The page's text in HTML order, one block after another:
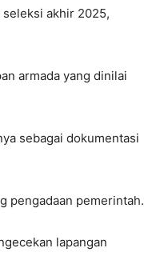
akhir 2025,
armada yang dinilai
sebagai dokumentasi
pengadaan pemerintah.
lapangan